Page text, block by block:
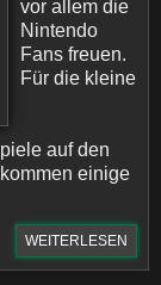
vor allem die
Nintendo
Fans freuen.
Für die kleine
auf den
einige
WEITERLESEN